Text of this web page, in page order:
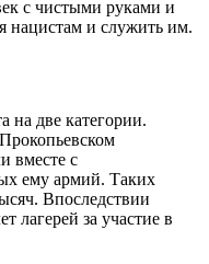
с чистыми руками и
нацистам и служить им.
на две категории.
вместе с
ему армий. Таких
Впоследствии
лагерей за участие в